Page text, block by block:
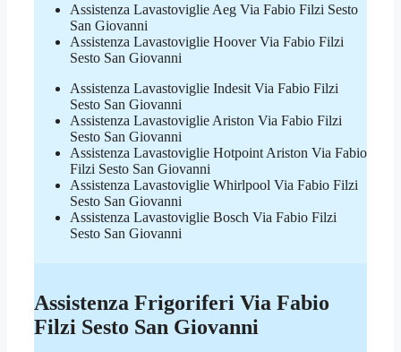
Assistenza Lavastoviglie Aeg Via Fabio Filzi Sesto
San Giovanni
Assistenza Lavastoviglie Hoover Via Fabio Filzi
Sesto San Giovanni
Assistenza Lavastoviglie Indesit Via Fabio Filzi
Sesto San Giovanni
Assistenza Lavastoviglie Ariston Via Fabio Filzi
Sesto San Giovanni
Assistenza Lavastoviglie Hotpoint Ariston Via Fabio
Filzi Sesto San Giovanni
Assistenza Lavastoviglie Whirlpool Via Fabio Filzi
Sesto San Giovanni
Assistenza Lavastoviglie Bosch Via Fabio Filzi
Sesto San Giovanni
Assistenza Frigoriferi Via Fabio
Filzi Sesto San Giovanni